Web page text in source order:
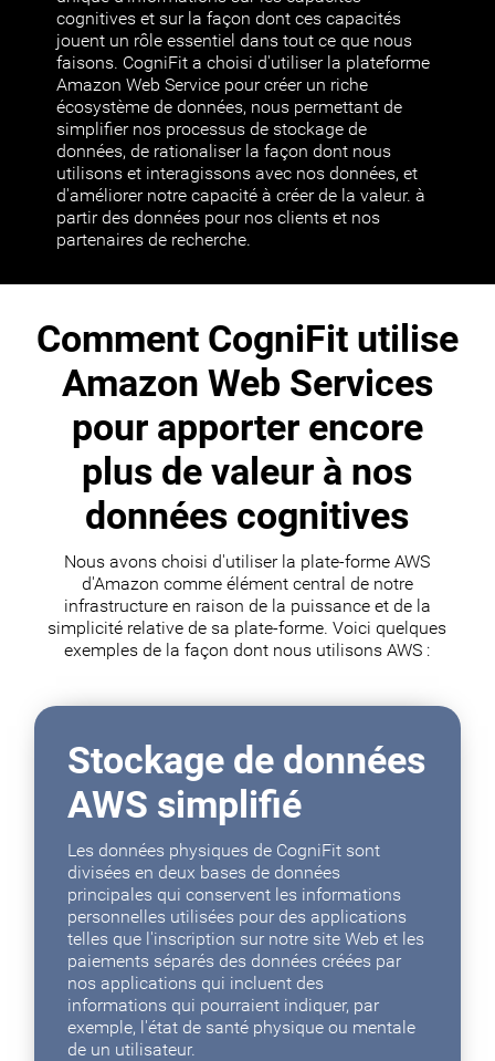
cognitives et sur la façon dont ces capacités
jouent un rôle essentiel dans tout ce que nous
faisons. CogniFit a choisi d'utiliser la plateforme
Amazon Web Service pour créer un riche
écosystème de données, nous permettant de
simplifier nos processus de stockage de
données, de rationaliser la façon dont nous
utilisons et interagissons avec nos données, et
d'améliorer notre capacité à créer de la valeur. à
partir des données pour nos clients et nos
partenaires de recherche.
Comment CogniFit utilise
Amazon Web Services
pour apporter encore
plus de valeur à nos
données cognitives
Nous avons choisi d'utiliser la plate-forme AWS
d'Amazon comme élément central de notre
infrastructure en raison de la puissance et de la
simplicité relative de sa plate-forme. Voici quelques
exemples de la façon dont nous utilisons AWS :
Stockage de données
AWS simplifié
Les données physiques de CogniFit sont
divisées en deux bases de données
principales qui conservent les informations
personnelles utilisées pour des applications
telles que l'inscription sur notre site Web et les
paiements séparés des données créées par
nos applications qui incluent des
informations qui pourraient indiquer, par
exemple, l'état de santé physique ou mentale
de un utilisateur.